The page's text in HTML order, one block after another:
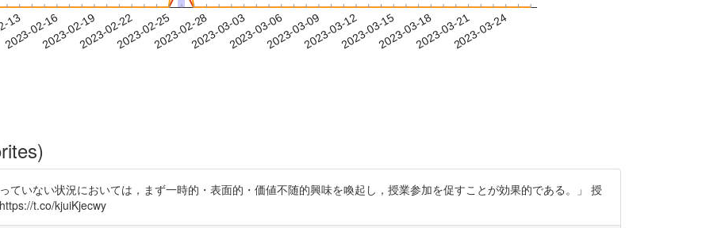
13
2023-02-162023-02-192023-02-222023-02-252023-02-282023-03-032023-03-062023-03-092023-03-122023-03-152023-03-182023-03-212023-03-24
ていない状況においては，まず一時的・表面的・価値不随的興味を喚起し，授業参加を促すことが効果的である。」 授
t.co/kjuiKjecwy